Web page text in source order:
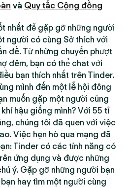
và Quy tắc Cộng đồng
nhất để gặp gỡ những người
người có cùng Sở thích với
đề. Từ những chuyến phượt
đêm, bạn có thể chat với
bạn thích nhất trên Tinder.
mình đến một lễ hội đông
muốn gặp một người cũng
hậu giống mình? Với 55 tỉ
chúng tôi đã quen với việc
Việc hẹn hò qua mạng đã
Tinder có các tính năng có
ứng dụng và được những
ý. Gặp gỡ những người bạn
hay tìm một người cùng